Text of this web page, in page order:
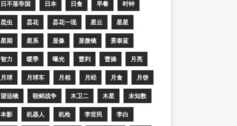
日不落帝国 日本 日食 早餐 时钟
昆虫 昙花 昙花一现 星云 星星
星期 星系 显像 显微镜 景泰蓝
智力 暖季 曝光 曹刿 曹操 月亮
月球 月球车 月相 月经 月食 月饼
望远镜 朝鲜战争 木卫二 木星 未知数
本影 机器人 机枪 李世民 李白